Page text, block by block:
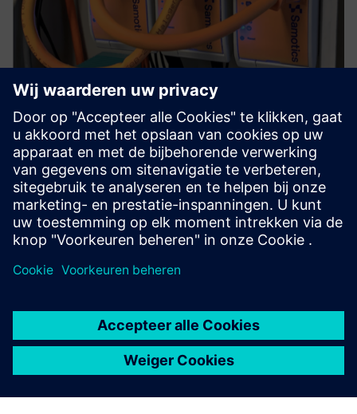
SAM4 Health
SAM4 Health analyzes current and voltage signals to detect
electrical and mechanical faults with ~90% accuracy. The
system can be easily installed inside the motor control
cabinet. Thus, it can monitor your critical assets remotel...
Meer informatie